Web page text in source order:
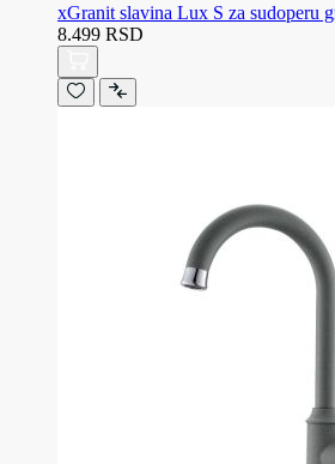
xGranit slavina Lux S za sudoperu
8.499 RSD